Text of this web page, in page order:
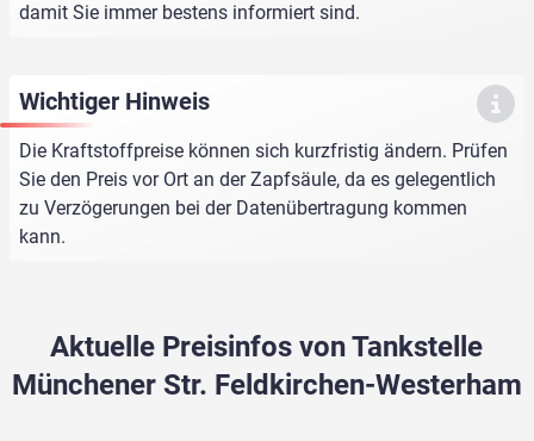
damit Sie immer bestens informiert sind.
Wichtiger Hinweis
Die Kraftstoffpreise können sich kurzfristig ändern. Prüfen
Sie den Preis vor Ort an der Zapfsäule, da es gelegentlich
zu Verzögerungen bei der Datenübertragung kommen
kann.
Aktuelle Preisinfos von Tankstelle
Münchener Str. Feldkirchen-Westerham